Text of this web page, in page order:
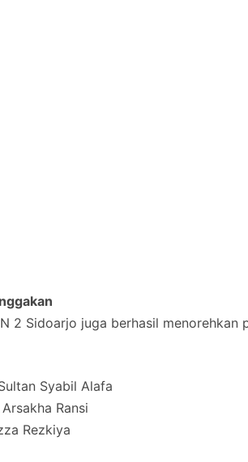
2 Sidoarjo juga berhasil menorehkan
Syabil Alafa
Ransi
Rezkiya